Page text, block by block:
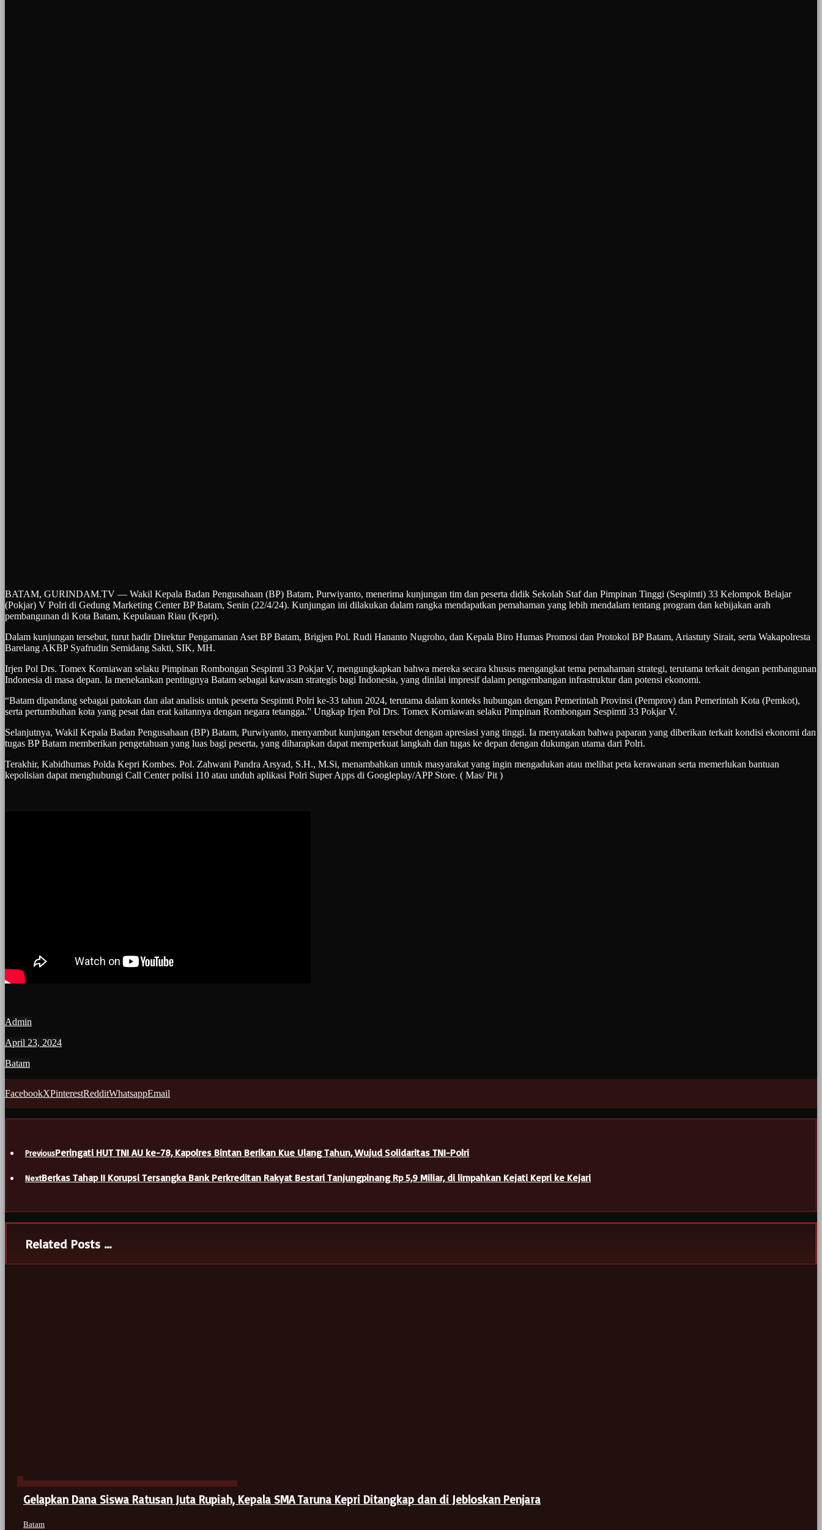
BATAM, GURINDAM.TV — Wakil Kepala Badan Pengusahaan (BP) Batam, Purwiyanto, menerima kunjungan tim dan peserta didik Sekolah Staf dan Pimpinan Tinggi (Sespimti) 33 Kelompok Belajar
(Pokjar) V Polri di Gedung Marketing Center BP Batam, Senin (22/4/24). Kunjungan ini dilakukan dalam rangka mendapatkan pemahaman yang lebih mendalam tentang program dan kebijakan arah
pembangunan di Kota Batam, Kepulauan Riau (Kepri).
Dalam kunjungan tersebut, turut hadir Direktur Pengamanan Aset BP Batam, Brigjen Pol. Rudi Hananto Nugroho, dan Kepala Biro Humas Promosi dan Protokol BP Batam, Ariastuty Sirait, serta Wakapolresta
Barelang AKBP Syafrudin Semidang Sakti, SIK, MH.
Irjen Pol Drs. Tomex Korniawan selaku Pimpinan Rombongan Sespimti 33 Pokjar V, mengungkapkan bahwa mereka secara khusus mengangkat tema pemahaman strategi, terutama terkait dengan pembangunan
Indonesia di masa depan. Ia menekankan pentingnya Batam sebagai kawasan strategis bagi Indonesia, yang dinilai impresif dalam pengembangan infrastruktur dan potensi ekonomi.
“Batam dipandang sebagai patokan dan alat analisis untuk peserta Sespimti Polri ke-33 tahun 2024, terutama dalam konteks hubungan dengan Pemerintah Provinsi (Pemprov) dan Pemerintah Kota (Pemkot),
serta pertumbuhan kota yang pesat dan erat kaitannya dengan negara tetangga.” Ungkap Irjen Pol Drs. Tomex Korniawan selaku Pimpinan Rombongan Sespimti 33 Pokjar V.
Selanjutnya, Wakil Kepala Badan Pengusahaan (BP) Batam, Purwiyanto, menyambut kunjungan tersebut dengan apresiasi yang tinggi. Ia menyatakan bahwa paparan yang diberikan terkait kondisi ekonomi dan
tugas BP Batam memberikan pengetahuan yang luas bagi peserta, yang diharapkan dapat memperkuat langkah dan tugas ke depan dengan dukungan utama dari Polri.
Terakhir, Kabidhumas Polda Kepri Kombes. Pol. Zahwani Pandra Arsyad, S.H., M.Si, menambahkan untuk masyarakat yang ingin mengadukan atau melihat peta kerawanan serta memerlukan bantuan
kepolisian dapat menghubungi Call Center polisi 110 atau unduh aplikasi Polri Super Apps di Googleplay/APP Store. ( Mas/ Pit )
Admin
April 23, 2024
Batam
FacebookXPinterestRedditWhatsappEmail
PreviousPeringati HUT TNI AU ke-78, Kapolres Bintan Berikan Kue Ulang Tahun, Wujud Solidaritas TNI-Polri
NextBerkas Tahap II Korupsi Tersangka Bank Perkreditan Rakyat Bestari Tanjungpinang Rp 5,9 Miliar, di limpahkan Kejati Kepri ke Kejari
Related Posts ...
Gelapkan Dana Siswa Ratusan Juta Rupiah, Kepala SMA Taruna Kepri Ditangkap dan di Jebloskan Penjara
Batam